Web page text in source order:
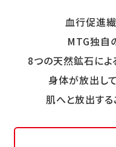
血行促進
MTG独自
8つの天然鉱石によ
身体が放出し
肌へと放出する